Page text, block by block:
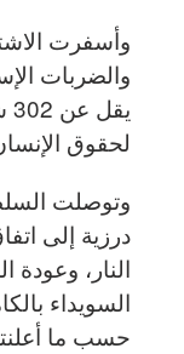
وأسفرت
والضربات
لحقوق
وتوصلت
درزية إلى
النار، وعودة
السويداء
حسب ما